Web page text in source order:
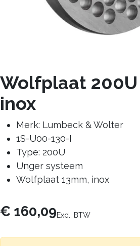
Wolfplaat 200U
inox
Merk: Lumbeck & Wolter
1S-U00-130-I
Type: 200U
Unger systeem
Wolfplaat 13mm, inox
€ 160,09Excl. BTW